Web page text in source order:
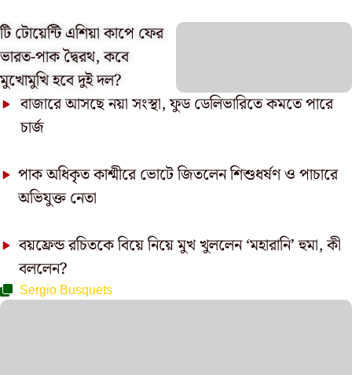
টি টোয়েন্টি এশিয়া কাপে ফের
ভারত-পাক দ্বৈরথ, কবে
মুখোমুখি হবে দুই দল?
বাজারে আসছে নয়া সংস্থা, ফুড ডেলিভারিতে কমতে পারে
চার্জ
পাক অধিকৃত কাশ্মীরে ভোটে জিতলেন শিশুধর্ষণ ও পাচারে
অভিযুক্ত নেতা
বয়ফ্রেন্ড রচিতকে বিয়ে নিয়ে মুখ খুললেন ‘মহারানি’ হুমা, কী
বললেন?
Sergio Busquets